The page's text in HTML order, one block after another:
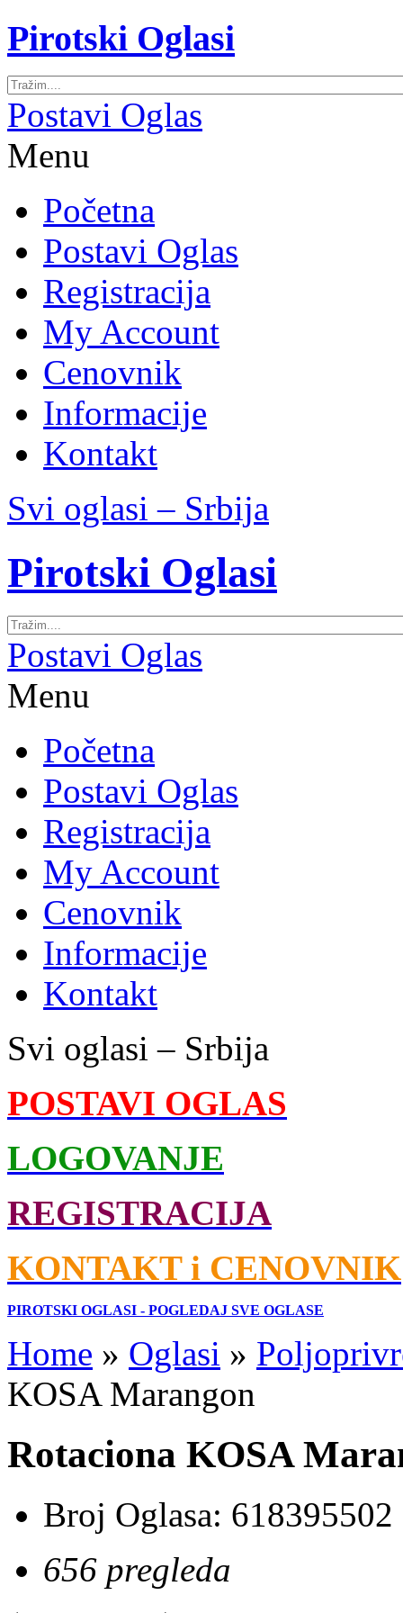
Pirotski Oglasi
Postavi Oglas
Menu
Početna
Postavi Oglas
Registracija
My Account
Cenovnik
Informacije
Kontakt
Svi oglasi – Srbija
Pirotski Oglasi
Postavi Oglas
Menu
Početna
Postavi Oglas
Registracija
My Account
Cenovnik
Informacije
Kontakt
Svi oglasi – Srbija
POSTAVI OGLAS
LOGOVANJE
REGISTRACIJA
KONTAKT i CENOVNIK
PIROTSKI OGLASI - POGLEDAJ SVE OGLASE
Home » Oglasi »
KOSA Marangon
Rotaciona KOSA
Broj Oglasa: 618395502
656 pregleda